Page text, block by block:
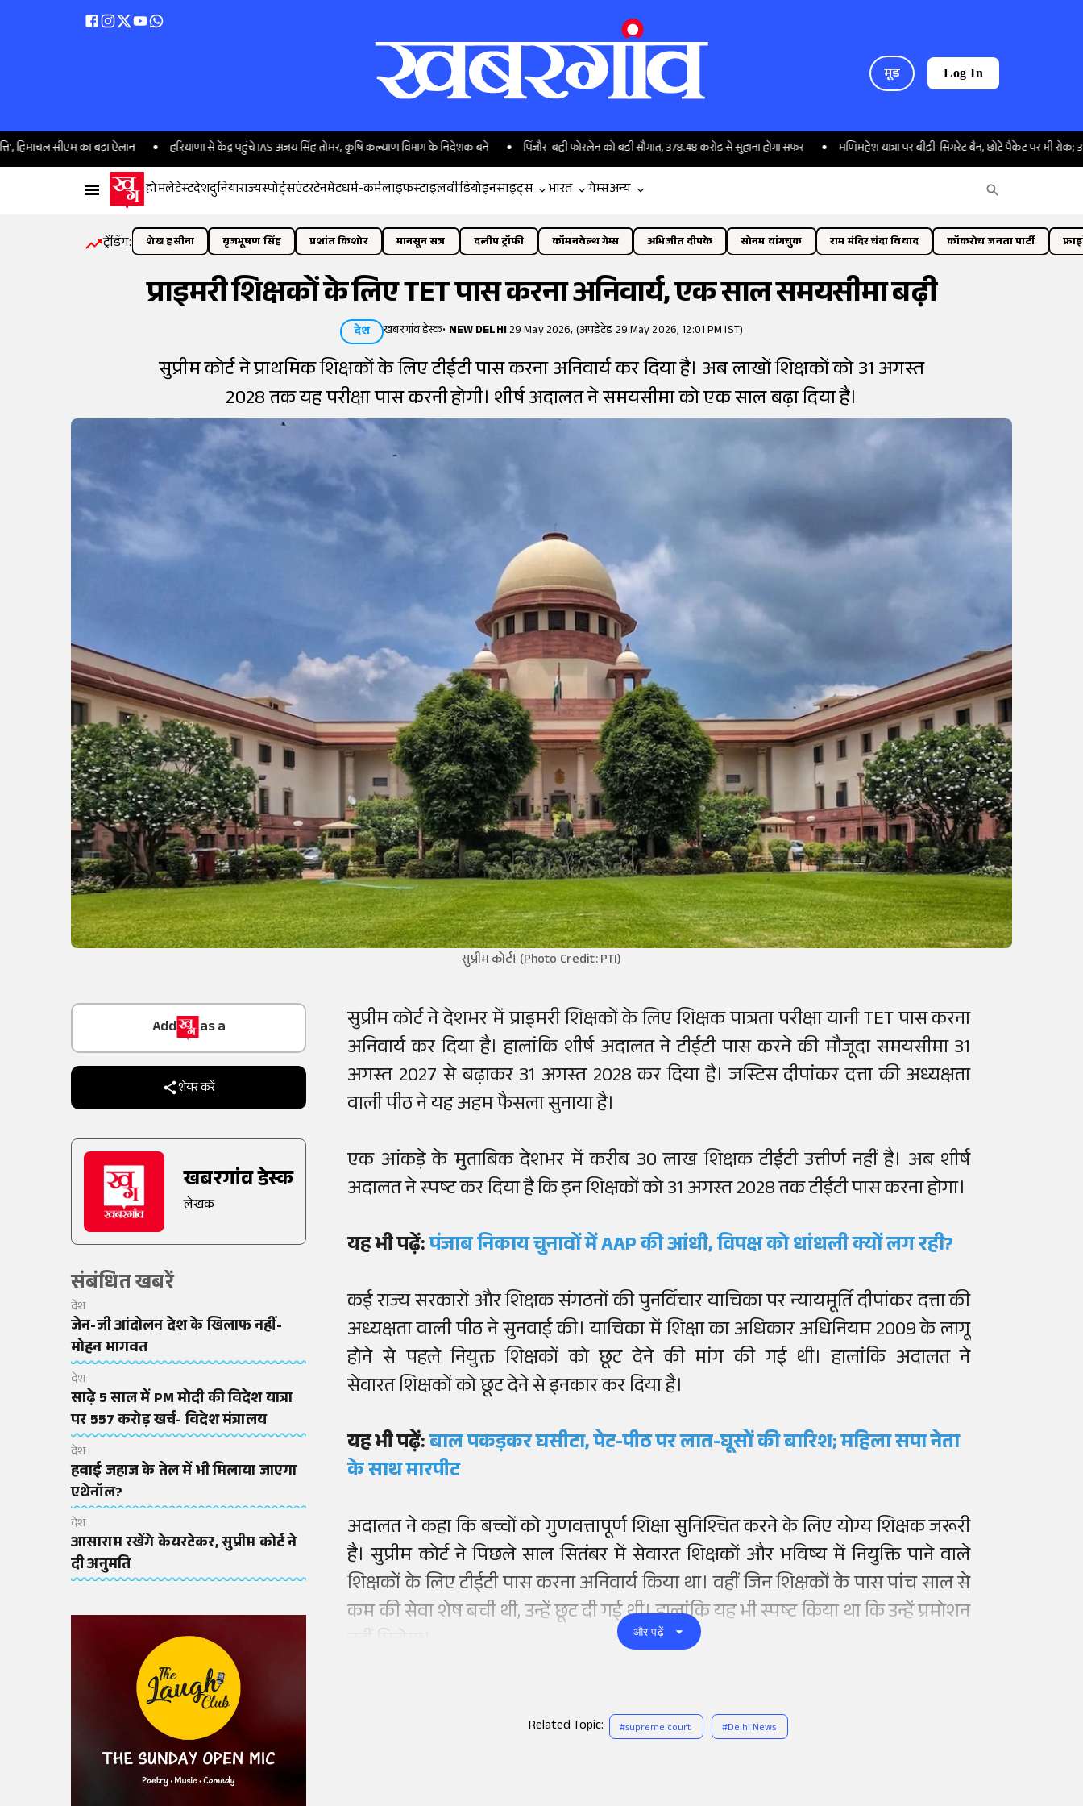
मूड Log In
सीएम का बड़ा ऐलान हरियाणा से केंद्र पहुंचे IAS अजय सिंह तोमर, कृषि कल्याण विभाग के निदेशक बने पिंजौर-बद्दी फोरलेन को बड़ी सौगात, 378.48 करोड़ से सुहाना होगा सफर मणिमहेश यात्रा पर बीड़ी-सिगरेट बैन, छोटे पैकेट पर भी रोक; उपायुक्त ने
होमलेटेस्टदेशदुनियाराज्यस्पोर्ट्सएंटरटेनमेंटधर्म-कर्मलाइफस्टाइलवीडियोइनसाइट्स भारत गेम्सअन्य
ट्रेंडिंग: शेख हसीना बृजभूषण सिंह प्रशांत किशोर मानसून सत्र दलीप ट्रॉफी कॉमनवेल्थ गेम्स अभिजीत दीपके सोनम वांगचुक राम मंदिर चंदा विवाद कॉकरोच जनता पार्टी
प्राइमरी शिक्षकों के लिए TET पास करना अनिवार्य, एक साल समयसीमा बढ़ी
देश खबरगांव डेस्क• NEW DELHI29 May 2026, (अपडेटेड 29 May 2026, 12:01 PM IST)
सुप्रीम कोर्ट ने प्राथमिक शिक्षकों के लिए टीईटी पास करना अनिवार्य कर दिया है। अब लाखों शिक्षकों को 31 अगस्त
2028 तक यह परीक्षा पास करनी होगी। शीर्ष अदालत ने समयसीमा को एक साल बढ़ा दिया है।
सुप्रीम कोर्ट। (Photo Credit: PTI)
Add
as a
Trusted Source on
शेयर करें
खबरगांव डेस्क
लेखक
संबंधित खबरें
देश
जेन-जी आंदोलन देश के खिलाफ नहीं-
मोहन भागवत
देश
साढ़े 5 साल में PM मोदी की विदेश यात्रा
पर 557 करोड़ खर्च- विदेश मंत्रालय
देश
हवाई जहाज के तेल में भी मिलाया जाएगा
एथेनॉल?
देश
आसाराम रखेंगे केयरटेकर, सुप्रीम कोर्ट ने
दी अनुमति
सुप्रीम कोर्ट ने देशभर में प्राइमरी शिक्षकों के लिए शिक्षक पात्रता परीक्षा यानी TET पास करना
अनिवार्य कर दिया है। हालांकि शीर्ष अदालत ने टीईटी पास करने की मौजूदा समयसीमा 31
अगस्त 2027 से बढ़ाकर 31 अगस्त 2028 कर दिया है। जस्टिस दीपांकर दत्ता की अध्यक्षता
वाली पीठ ने यह अहम फैसला सुनाया है।
एक आंकड़े के मुताबिक देशभर में करीब 30 लाख शिक्षक टीईटी उत्तीर्ण नहीं है। अब शीर्ष
अदालत ने स्पष्ट कर दिया है कि इन शिक्षकों को 31 अगस्त 2028 तक टीईटी पास करना होगा।
यह भी पढ़ें:पंजाब निकाय चुनावों में AAP की आंधी, विपक्ष को धांधली क्यों लग रही?
कई राज्य सरकारों और शिक्षक संगठनों की पुनर्विचार याचिका पर न्यायमूर्ति दीपांकर दत्ता की
अध्यक्षता वाली पीठ ने सुनवाई की। याचिका में शिक्षा का अधिकार अधिनियम 2009 के लागू
होने से पहले नियुक्त शिक्षकों को छूट देने की मांग की गई थी। हालांकि अदालत ने
सेवारत शिक्षकों को छूट देने से इनकार कर दिया है।
यह भी पढ़ें:बाल पकड़कर घसीटा, पेट-पीठ पर लात-घूसों की बारिश; महिला सपा नेता
के साथ मारपीट
अदालत ने कहा कि बच्चों को गुणवत्तापूर्ण शिक्षा सुनिश्चित करने के लिए योग्य शिक्षक जरूरी
है। सुप्रीम कोर्ट ने पिछले साल सितंबर में सेवारत शिक्षकों और भविष्य में नियुक्ति पाने वाले
शिक्षकों के लिए टीईटी पास करना अनिवार्य किया था। वहीं जिन शिक्षकों के पास पांच साल से
कम की सेवा शेष बची थी, उन्हें छूट दी गई थी। हालांकि यह भी स्पष्ट किया था कि उन्हें प्रमोशन
और पढ़ें
Related Topic: #supreme court #Delhi News